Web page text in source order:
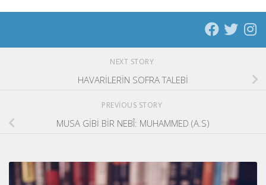
NEXT STORY
HAVARİLERİN SOFRA TALEBİ
PREVIOUS STORY
MUSA GİBİ BİR NEBÎ: MUHAMMED (A.S)